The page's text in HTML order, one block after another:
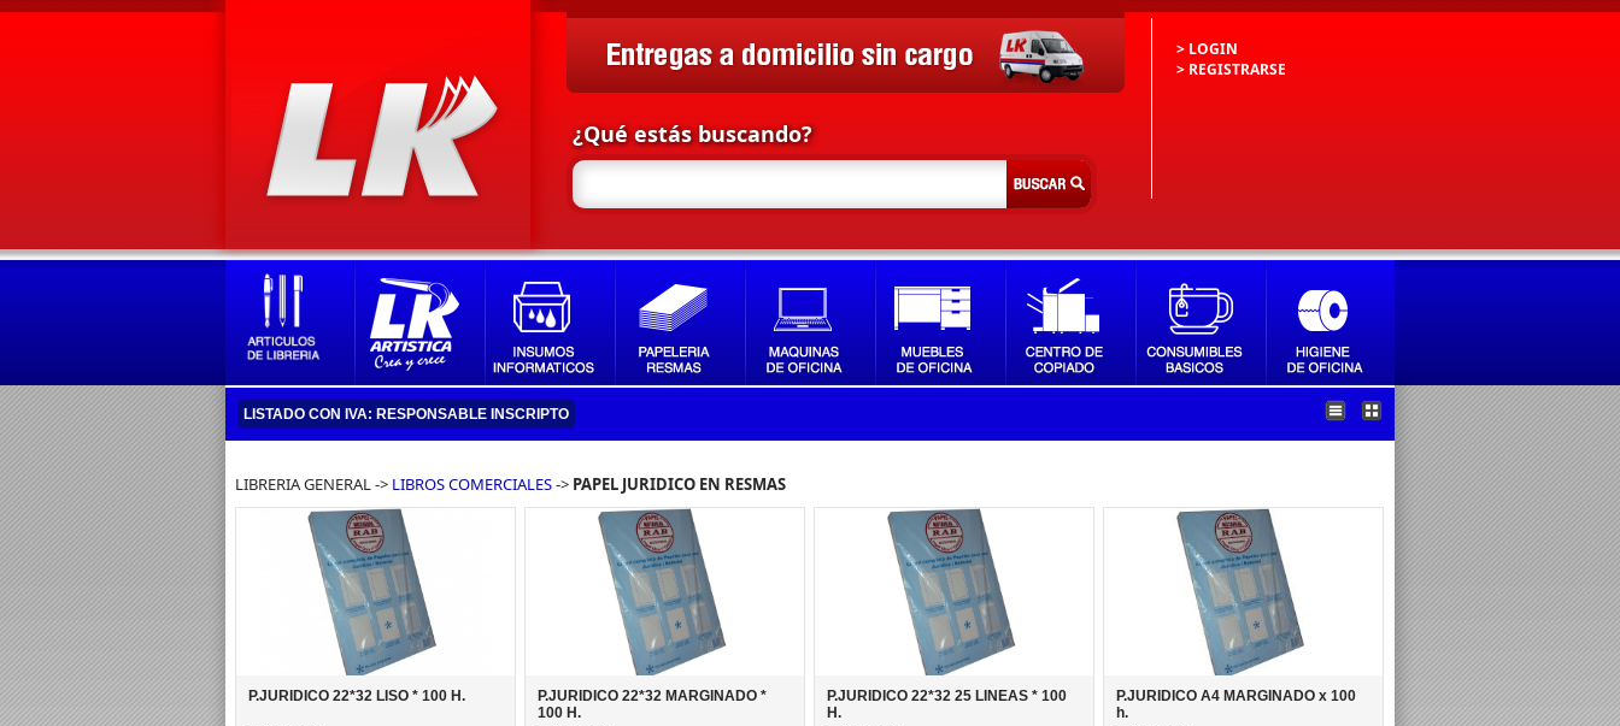
¿Qué estás buscando?
> LOGIN
> REGISTRARSE
LISTADO CON IVA: RESPONSABLE INSCRIPTO
LIBRERIA GENERAL -> LIBROS COMERCIALES-> PAPEL JURIDICO EN RESMAS
P.JURIDICO 22*32 LISO * 100 H.
P.JURIDICO 22*32 MARGINADO *
100 H.
P.JURIDICO 22*32 25 LINEAS * 100
H.
P.JURIDICO A4 MARGINADO x 100
h.